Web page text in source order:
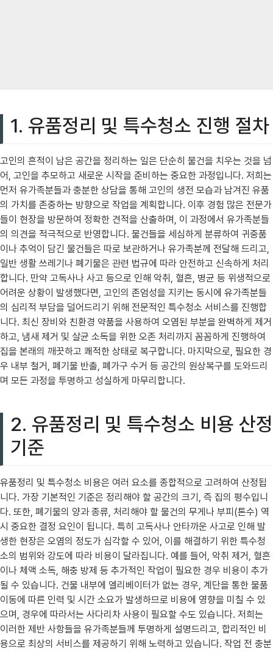
1. 유품정리 및 특수청소 진행 절차
고인의 흔적이 남은 공간을 정리하는 일은 단순히 물건을 치우는 것을 넘
어, 고인을 추모하고 새로운 시작을 준비하는 중요한 과정입니다. 저희는
먼저 유가족분들과 충분한 상담을 통해 고인의 생전 모습과 남겨진 유품
의 가치를 존중하는 방향으로 작업을 계획합니다. 이후 경험 많은 전문가
들이 현장을 방문하여 정확한 견적을 산출하며, 이 과정에서 유가족분들
의 의견을 적극적으로 반영합니다. 물건들을 세심하게 분류하여 귀중품
이나 추억이 담긴 물건들은 따로 보관하거나 유가족분께 전달해 드리고,
일반 생활 쓰레기나 폐기물은 관련 법규에 따라 안전하고 신속하게 처리
합니다. 만약 고독사나 사고 등으로 인해 악취, 혈흔, 병균 등 위생적으로
어려운 상황이 발생했다면, 고인의 존엄성을 지키는 동시에 유가족분들
의 심리적 부담을 덜어드리기 위해 전문적인 특수청소 서비스를 진행합
니다. 최신 장비와 친환경 약품을 사용하여 오염된 부분을 완벽하게 제거
하고, 냄새 제거 및 살균 소독을 위한 오존 처리까지 꼼꼼하게 진행하여
집을 본래의 깨끗하고 쾌적한 상태로 복구합니다. 마지막으로, 필요한 경
우 내부 철거, 폐기물 반출, 폐가구 수거 등 공간의 원상복구를 도와드리
며 모든 과정을 투명하고 성실하게 마무리합니다.
2. 유품정리 및 특수청소 비용 산정
기준
유품정리 및 특수청소 비용은 여러 요소를 종합적으로 고려하여 산정됩
니다. 가장 기본적인 기준은 정리해야 할 공간의 크기, 즉 집의 평수입니
다. 또한, 폐기물의 양과 종류, 처리해야 할 물건의 무게나 부피(톤수) 역
시 중요한 결정 요인이 됩니다. 특히 고독사나 안타까운 사고로 인해 발
생한 현장은 오염의 정도가 심각할 수 있어, 이를 해결하기 위한 특수청
소의 범위와 강도에 따라 비용이 달라집니다. 예를 들어, 악취 제거, 혈흔
이나 체액 소독, 해충 방제 등 추가적인 작업이 필요한 경우 비용이 추가
될 수 있습니다. 건물 내부에 엘리베이터가 없는 경우, 계단을 통한 물품
이동에 따른 인력 및 시간 소요가 발생하므로 비용에 영향을 미칠 수 있
으며, 경우에 따라서는 사다리차 사용이 필요할 수도 있습니다. 저희는
이러한 제반 사항들을 유가족분들께 투명하게 설명드리고, 합리적인 비
용으로 최상의 서비스를 제공하기 위해 노력하고 있습니다. 작업 전 충분